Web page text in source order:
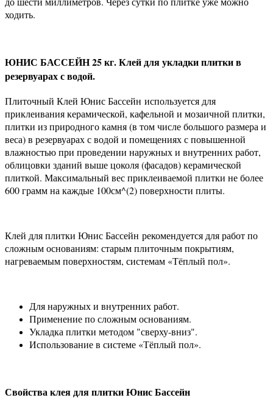
ходить.
ЮНИС БАССЕЙН 25 кг. Клей для укладки плитки в
резервуарах с водой.
Плиточный Клей Юнис Бассейн используется для
приклеивания керамической, кафельной и мозаичной плитки,
плитки из природного камня (в том числе большого размера и
веса) в резервуарах с водой и помещениях с повышенной
влажностью при проведении наружных и внутренних работ,
облицовки зданий выше цоколя (фасадов) керамической
плиткой. Максимальный вес приклеиваемой плитки не более
600 грамм на каждые 100см^(2) поверхности плиты.
Клей для плитки Юнис Бассейн рекомендуется для работ по
сложным основаниям: старым плиточным покрытиям,
нагреваемым поверхностям, системам «Тёплый пол».
Для наружных и внутренних работ.
Применение по сложным основаниям.
Укладка плитки методом "сверху-вниз".
Использование в системе «Тёплый пол».
Свойства клея для плитки Юнис Бассейн